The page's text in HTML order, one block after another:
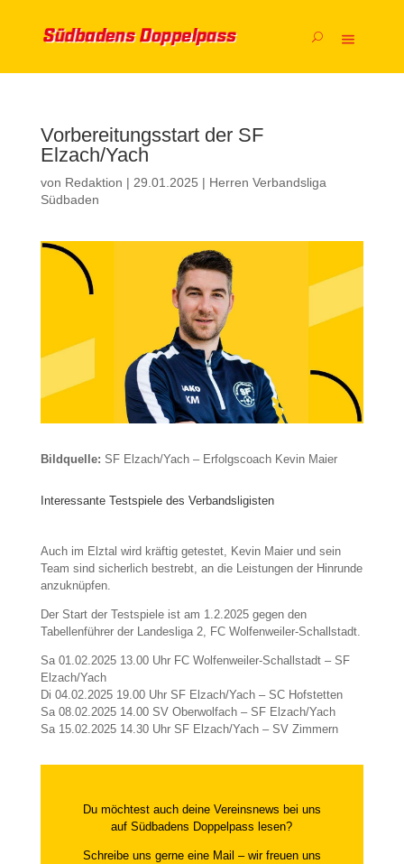
Vorbereitungsstart der SF
Elzach/Yach
von Redaktion | 29.01.2025 | Herren Verbandsliga
Südbaden
Bildquelle: SF Elzach/Yach – Erfolgscoach Kevin Maier
Interessante Testspiele des Verbandsligisten
Auch im Elztal wird kräftig getestet, Kevin Maier und sein
Team sind sicherlich bestrebt, an die Leistungen der Hinrunde
anzuknüpfen.
Der Start der Testspiele ist am 1.2.2025 gegen den
Tabellenführer der Landesliga 2, FC Wolfenweiler-Schallstadt.
Sa 01.02.2025 13.00 Uhr FC Wolfenweiler-Schallstadt – SF
Elzach/Yach
Di 04.02.2025 19.00 Uhr SF Elzach/Yach – SC Hofstetten
Sa 08.02.2025 14.00 SV Oberwolfach – SF Elzach/Yach
Sa 15.02.2025 14.30 Uhr SF Elzach/Yach – SV Zimmern
Du möchtest auch deine Vereinsnews bei uns
auf Südbadens Doppelpass lesen?
Schreibe uns gerne eine Mail – wir freuen uns